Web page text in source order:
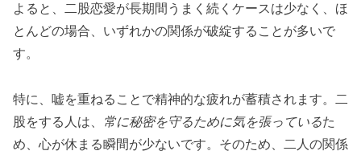
よると、二股恋愛が長期間うまく続くケースは少なく、ほ
とんどの場合、いずれかの関係が破綻することが多いで
す。
特に、嘘を重ねることで精神的な疲れが蓄積されます。二
股をする人は、
常に秘密を守るために気を張っているた
め、心が休まる瞬間が少ないです。そのため、二人の関係